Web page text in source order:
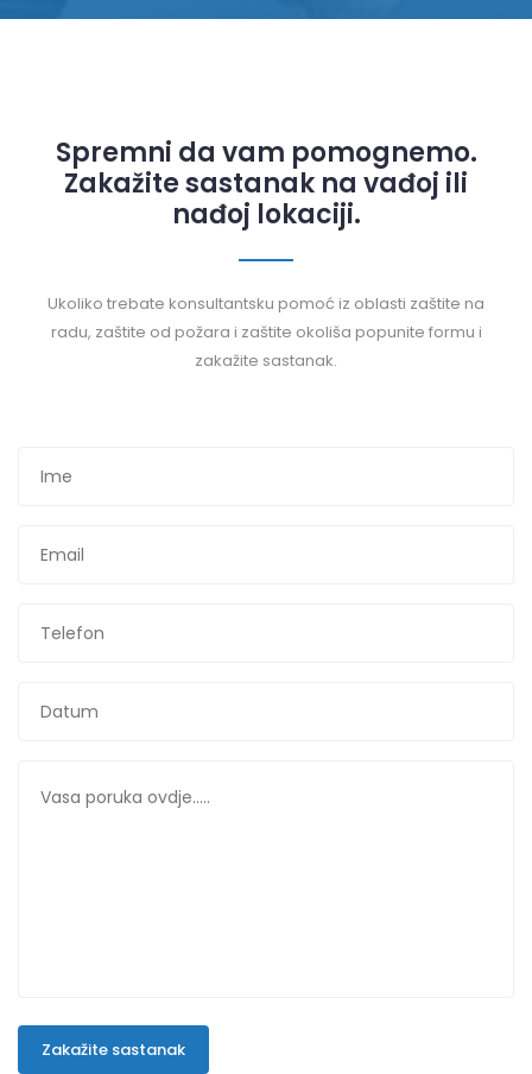
Spremni da vam pomognemo.
Zakažite sastanak na vađoj ili
nađoj lokaciji.
Ukoliko trebate konsultantsku pomoć iz oblasti zaštite na
radu, zaštite od požara i zaštite okoliša popunite formu i
zakažite sastanak.
Zakažite sastanak